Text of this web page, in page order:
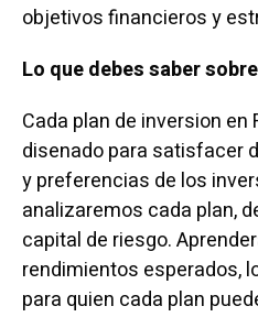
objetivos financieros y
Lo que debes saber
Cada plan de inversion
disenado para satisfacer
y preferencias de los
analizaremos cada plan,
capital de riesgo.
rendimientos esperados,
para quien cada plan